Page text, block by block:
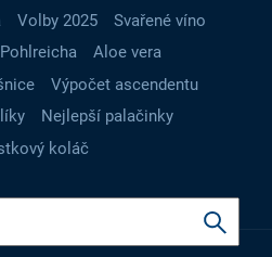
Volby 2025
Svařené víno
Aloe vera
Výpočet ascendentu
Nejlepší palačinky
koláč